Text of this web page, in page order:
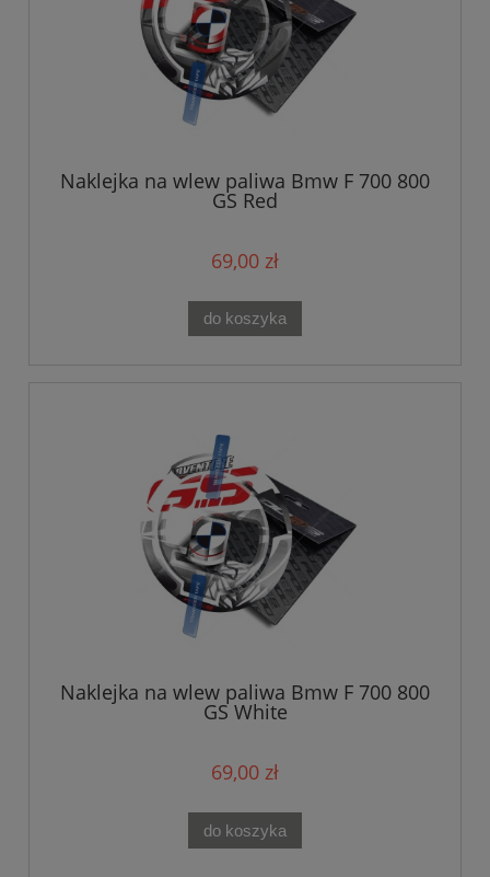
Naklejka na wlew paliwa Bmw F 700 800
GS Red
69,00 zł
do koszyka
Naklejka na wlew paliwa Bmw F 700 800
GS White
69,00 zł
do koszyka